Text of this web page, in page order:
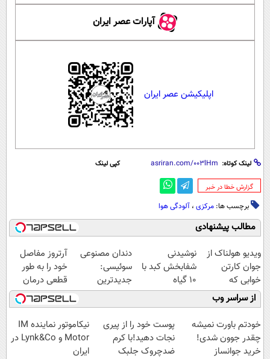
آپارات عصر ایران
اپلیکیشن عصر ایران
لینک کوتاه: کپی لینک
‌گزارش خطا در خبر
برچسب ها: مرکزی ، آلودگی هوا
مطالب پیشنهادی
ویدیو هولناک از
جوان کارتن
خوابی که
میلیاردر شد.
آموزش رایگان
نوشیدنی
شفابخش کبد با
10 گیاه
موثر(تخفیف تا
امشب)
دندان مصنوعی
سوئیسی:
جدیدترین
فناوری اروپا،
سبک و مقاوم |
پرداخت قسطی
آرتروز مفاصل
خود را به طور
قطعی درمان
کنید!
◗پرسش‌نامه◖
از سراسر وب
خودتم باورت نمیشه
چقدر جوون شدی!
خرید جوانساز
پوست خود را از پیری
نجات دهید!با کرم
ضدچروک جلبک
نیکاموتور نماینده IM
Motor و Lynk&Co در
ایران